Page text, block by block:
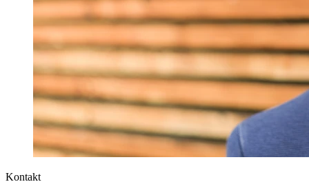
Kontakt